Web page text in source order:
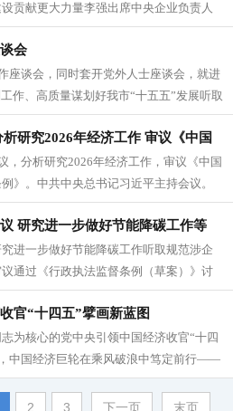
贡献更大力量李强出席中央企业负责人
主...
会
座谈会，同时套开党外人士座谈会，就进
作、高质量谋划好我市“十五五”发展听取
研究2026年经济工作 审议《中国
条例》 习近平主持会议
，分析研究2026年经济工作，审议《中国
》。中共中央总书记习近平主持会议。
研究进一步做好节能降碳工作等
进一步做好节能降碳工作听取规范涉企
通过《行政执法监督条例（草案）》讨
人...
官“十四五”擘画新蓝图
为核心的党中央引领中国经济收官“十四
中国经济巨轮在乘风破浪中笃定前行——
2 3 下一页 末页